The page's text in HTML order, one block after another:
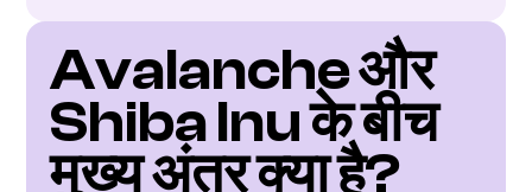
Avalanche और
Shiba Inu के बीच
मुख्य अंतर क्या है?